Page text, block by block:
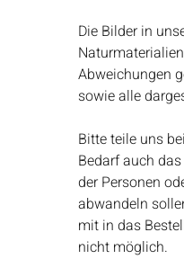
Die Bilder in
Abweichungen
sowie alle
Bitte teile uns
Bedarf auch
der Personen
abwandeln
mit in das
nicht möglich.